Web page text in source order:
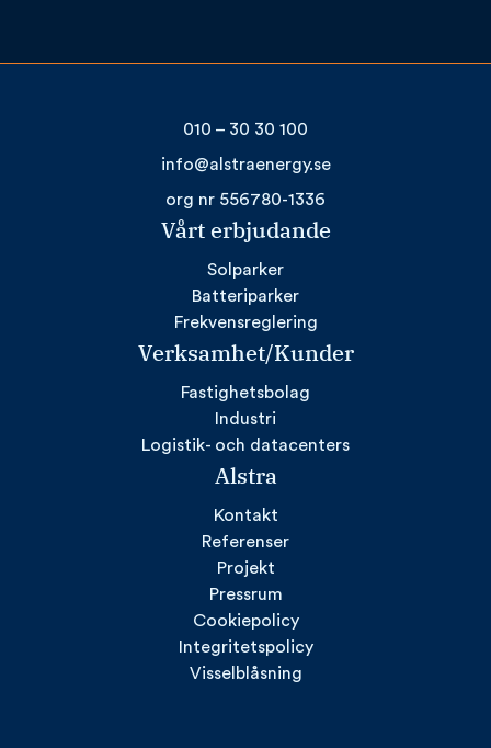
010 – 30 30 100
info@alstraenergy.se
org nr 556780-1336
Vårt erbjudande
Solparker
Batteriparker
Frekvensreglering
Verksamhet/Kunder
Fastighetsbolag
Industri
Logistik- och datacenters
Alstra
Kontakt
Referenser
Projekt
Pressrum
Cookiepolicy
Integritetspolicy
Visselblåsning